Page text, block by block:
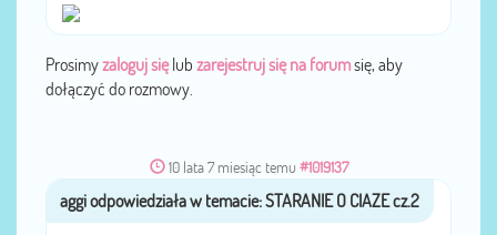
Prosimyzaloguj sięlub zarejestruj się na forumsię, aby
dołączyć do rozmowy.
10 lata 7 miesiąc temu #1019137
przezaggi